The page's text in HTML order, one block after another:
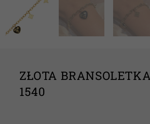
ZŁOTA
1540